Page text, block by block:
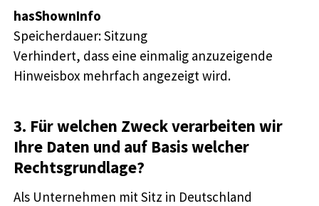
hasShownInfo
Speicherdauer Sitzung
Verhindert, dass eine einmalig anzuzeigende
Hinweisbox mehrfach angezeigt wird.
3. Für welchen Zweck verarbeiten wir
Ihre Daten und auf Basis welcher
Rechtsgrundlage?
Als Unternehmen mit Sitz in Deutschland